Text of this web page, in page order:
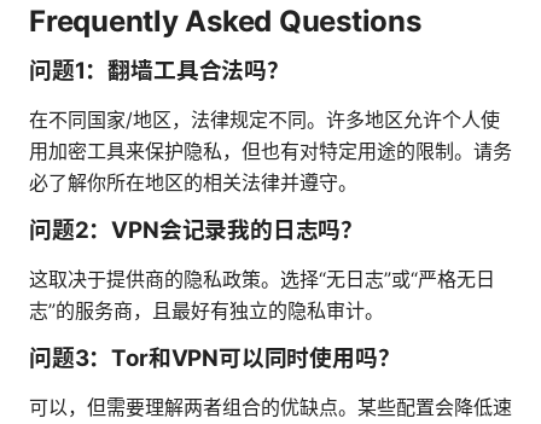
Frequently Asked Questions
问题1：翻墙工具合法吗？
在不同国家/地区，法律规定不同。许多地区允许个人使
用加密工具来保护隐私，但也有对特定用途的限制。请务
必了解你所在地区的相关法律并遵守。
问题2：VPN会记录我的日志吗？
这取决于提供商的隐私政策。选择“无日志”或“严格无日
志”的服务商，且最好有独立的隐私审计。
问题3：Tor和VPN可以同时使用吗？
可以，但需要理解两者组合的优缺点。某些配置会降低速